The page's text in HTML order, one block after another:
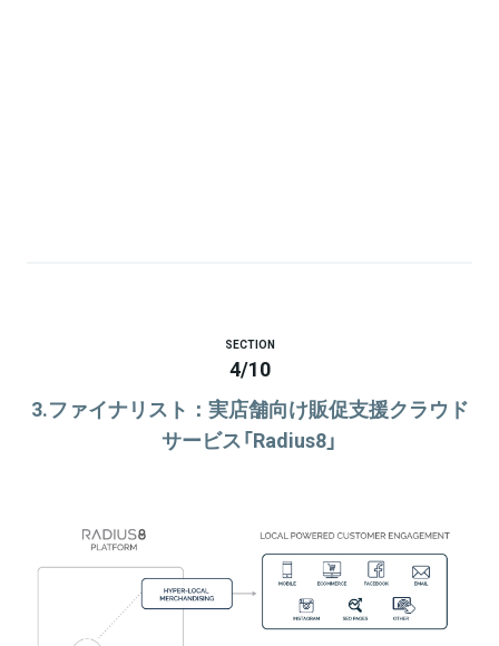
SECTION
4/10
3.ファイナリスト：実店舗向け販促支援クラウド
サービス「Radius8」